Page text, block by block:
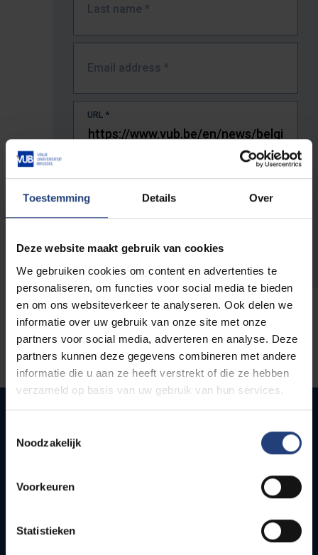
Toestemming Details Over
Deze website maakt gebruik van cookies
We gebruiken cookies om content en advertenties te
personaliseren, om functies voor social media te bieden
en om ons websiteverkeer te analyseren. Ook delen we
informatie over uw gebruik van onze site met onze
partners voor social media, adverteren en analyse. Deze
partners kunnen deze gegevens combineren met andere
informatie die u aan ze heeft verstrekt of die ze hebben
verzameld op basis van uw gebruik van hun services.
Noodzakelijk
Voorkeuren
Statistieken
Last name *
Email address *
URL *
The full URL of the page where you encountered the error.
Quick links
How to get to the VUB campuses